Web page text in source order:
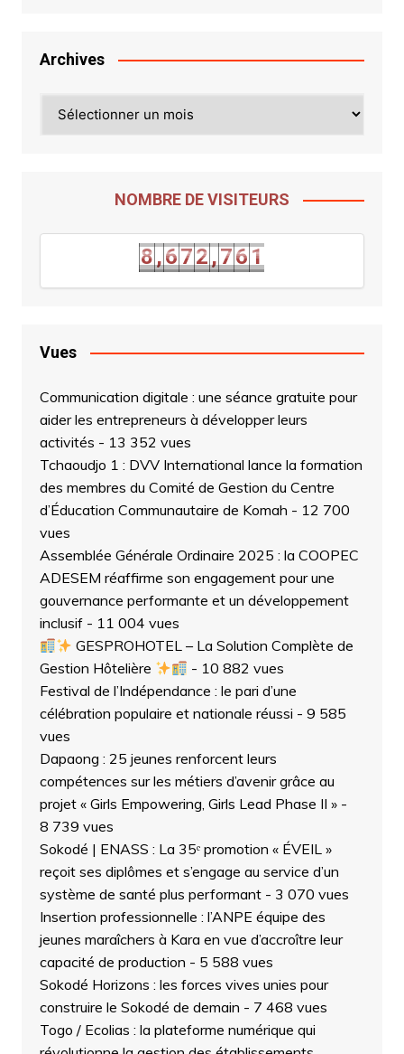
Archives
NOMBRE DE VISITEURS
8
8
,
,
6
6
7
7
2
2
,
,
7
7
6
6 1
0
Vues
Communication digitale : une séance gratuite pour
aider les entrepreneurs à développer leurs
activités - 13 352 vues
Tchaoudjo 1 : DVV International lance la formation
des membres du Comité de Gestion du Centre
d’Éducation Communautaire de Komah - 12 700
vues
Assemblée Générale Ordinaire 2025 : la COOPEC
ADESEM réaffirme son engagement pour une
gouvernance performante et un développement
inclusif- 11 004 vues
GESPROHOTEL – La Solution Complète de
Gestion Hôtelière
- 10 882 vues
Festival de l’Indépendance : le pari d’une
célébration populaire et nationale réussi - 9 585
vues
Dapaong : 25 jeunes renforcent leurs
compétences sur les métiers d’avenir grâce au
projet « Girls Empowering, Girls Lead Phase II »-
8 739 vues
Sokodé | ENASS : La 35ᵉ promotion « ÉVEIL »
reçoit ses diplômes et s’engage au service d’un
système de santé plus performant- 3 070 vues
Insertion professionnelle : l’ANPE équipe des
jeunes maraîchers à Kara en vue d’accroître leur
capacité de production - 5 588 vues
Sokodé Horizons : les forces vives unies pour
construire le Sokodé de demain - 7 468 vues
Togo / Ecolias : la plateforme numérique qui